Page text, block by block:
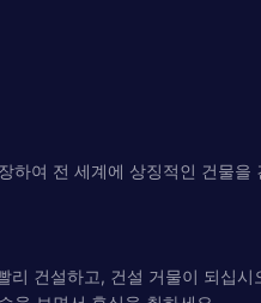
하여 전 세계에 상징적인 건물을
리 건설하고, 건설 거물이 되십시